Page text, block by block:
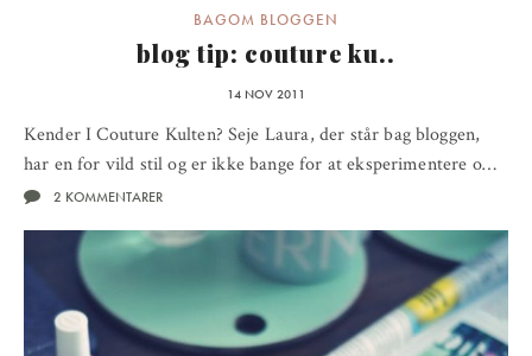
BAGOM BLOGGEN
blog tip: couture ku..
14 NOV 2011
Kender I Couture Kulten? Seje Laura, der står bag bloggen,
har en for vild stil og er ikke bange for at eksperimentere o…
2 KOMMENTARER